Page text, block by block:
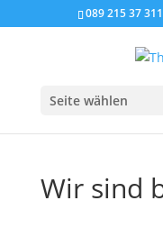
089 215 37 311
Seite wählen
Wir sind